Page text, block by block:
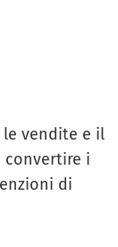
vendite e il
convertire i
di